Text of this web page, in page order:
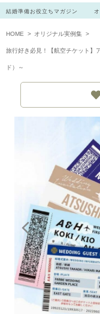
結婚準備お役立ちマガジン
HOME オリジナル実例集
旅行好き必見！【航空チケット】
ド）～